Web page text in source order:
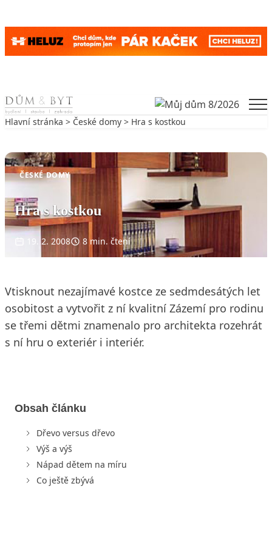
Skip to content
Hlavní stránka > České domy > Hra s kostkou
ČESKÉ DOMY
Hra s kostkou
19. 2. 2008 8 min. čtení
Vtisknout nezajímavé kostce ze sedmdesátých let
osobitost a vytvořit z ní kvalitní Zázemí pro rodinu
se třemi dětmi znamenalo pro architekta rozehrát
s ní hru o exteriér i interiér.
Obsah článku
Dřevo versus dřevo
Výš a výš
Nápad dětem na míru
Co ještě zbývá